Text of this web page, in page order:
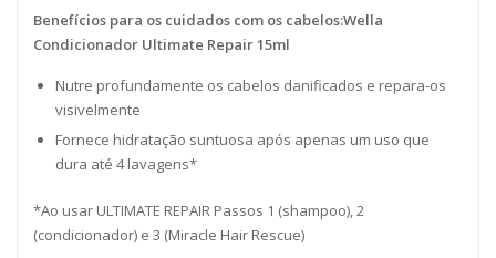
Benefícios para os cuidados com os cabelos:Wella
Condicionador Ultimate Repair 15ml
Nutre profundamente os cabelos danificados e repara-os
visivelmente
Fornece hidratação suntuosa após apenas um uso que
dura até 4 lavagens*
*Ao usar ULTIMATE REPAIR Passos 1 (shampoo), 2
(condicionador) e 3 (Miracle Hair Rescue)